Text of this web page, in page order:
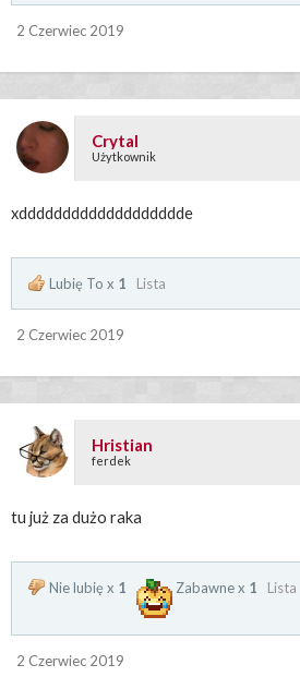
2 Czerwiec 2019
Crytal
Użytkownik
xddddddddddddddddddde
Lubię To x 1 Lista
2 Czerwiec 2019
Hristian
ferdek
tu już za dużo raka
Nie lubię x 1 Zabawne x 1 Lista
2 Czerwiec 2019